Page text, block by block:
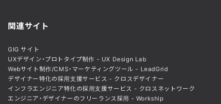
関連サイト
GIG サイト
UXデザイン・プロトタイプ制作 - UX Design Lab
Webサイト制作/CMS・マーケティングツール - LeadGrid
デザイナー特化の採用支援サービス - クロスデザイナー
インフラエンジニア特化の採用支援サービス - クロスネットワーク
エンジニア・デザイナーのフリーランス採用 - Workship